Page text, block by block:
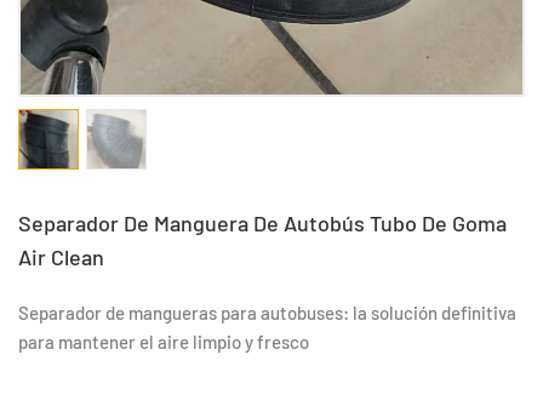
Separador De Manguera De Autobús Tubo De Goma
Air Clean
Separador de mangueras para autobuses: la solución definitiva
para mantener el aire limpio y fresco